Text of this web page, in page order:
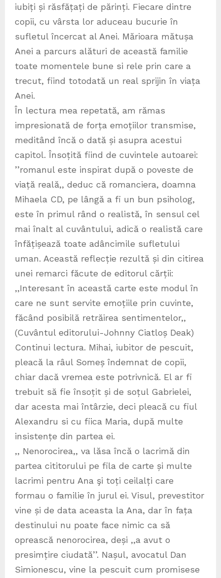
iubiți și răsfățați de părinți. Fiecare dintre
copii, cu vârsta lor aduceau bucurie în
sufletul încercat al Anei. Mărioara mătușa
Anei a parcurs alături de această familie
toate momentele bune si rele prin care a
trecut, fiind totodată un real sprijin în viața
Anei.
În lectura mea repetată, am rămas
impresionată de forța emoțiilor transmise,
meditând încă o dată și asupra acestui
capitol. Însoțită fiind de cuvintele autoarei:
’’romanul este inspirat după o poveste de
viață reală,, deduc că romanciera, doamna
Mihaela CD, pe lângă a fi un bun psiholog,
este în primul rând o realistă, în sensul cel
mai înalt al cuvântului, adică o realistă care
înfățișează toate adâncimile sufletului
uman. Această reflecție rezultă și din citirea
unei remarci făcute de editorul cărții:
,,Interesant în această carte este modul în
care ne sunt servite emoțiile prin cuvinte,
făcând posibilă retrăirea sentimentelor,,
(Cuvântul editorului-Johnny Ciatloș Deak)
Continui lectura. Mihai, iubitor de pescuit,
pleacă la râul Someș îndemnat de copii,
chiar dacă vremea este potrivnică. El ar fi
trebuit să fie însoțit și de soțul Gabrielei,
dar acesta mai întârzie, deci pleacă cu fiul
Alexandru si cu fiica Maria, după multe
insistențe din partea ei.
,, Nenorocirea,, va lăsa încă o lacrimă din
partea cititorului pe fila de carte și multe
lacrimi pentru Ana şi toți ceilalți care
formau o familie în jurul ei. Visul, prevestitor
vine și de data aceasta la Ana, dar în fața
destinului nu poate face nimic ca să
oprească nenorocirea, deși ,,a avut o
presimțire ciudată’’. Nașul, avocatul Dan
Simionescu, vine la pescuit cum promisese